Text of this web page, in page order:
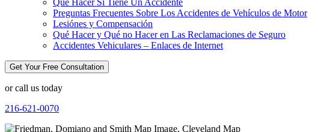
Qué Hacer Si Tiene Un Accidente
Preguntas Frecuentes Sobre Los Accidentes de Vehículos de Motor
Lesiónes y Compensación
Qué Hacer y Qué no Hacer en Las Reclamaciones de Seguro
Accidentes Vehiculares – Enlaces de Internet
Get Your Free Consultation
or call us today
216-621-0070